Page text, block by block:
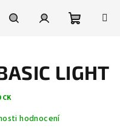
košík
LIGHT
hodnocení